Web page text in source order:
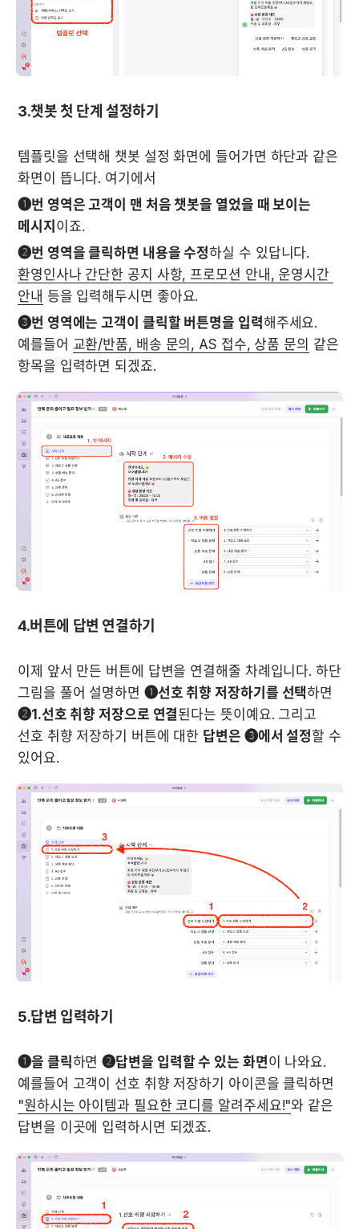
3.챗봇 첫 단계 설정하기
템플릿을 선택해 챗봇 설정 화면에 들어가면 하단과 같은
화면이 뜹니다. 여기에서
❶번 영역은 고객이 맨 처음 챗봇을 열었을 때 보이는
메시지 이죠.
❷번 영역을 클릭하면 내용을 수정
환영인사나 간단한 공지 사항, 프로모션 안내, 운영시간
안내 등을 입력해두시면 좋아요.
❸번 영역에는 고객이 클릭할 버튼명을 입력해주세요.
예를들어 교환/반품, 배송 문의, AS 접수, 상품 문의 같은
항목을 입력하면 되겠죠.
4.버튼에 답변 연결하기
이제 앞서 만든 버튼에 답변을 연결해줄 차례입니다. 하단
그림을 풀어 설명하면 ❶선호 취향 저장하기를 선택
❷1.선호 취향 저장으로 연결된다는 뜻이예요. 그리고
선호 취향 저장하기 버튼에 대한 답변은 ❸에서 설정할 수
있어요.
5.답변 입력하기
❶을 클릭하면 ❷답변을 입력할 수 있는 화면이 나와요.
"원하시는 아이템과 필요한 코디를 알려주세요!"와 같은
답변을 이곳에 입력하시면 되겠죠.